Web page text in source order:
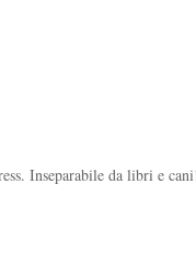
Inseparabile da libri e